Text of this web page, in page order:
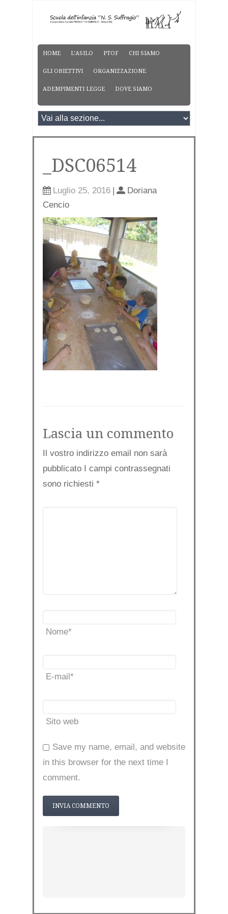
HOME L’ASILO PTOF CHI SIAMO
GLI OBIETTIVI ORGANIZZAZIONE
ADEMPIMENTI LEGGE DOVE SIAMO
_DSC06514
Luglio 25, 2016 |
Doriana
Cencio
Lascia un commento
Il vostro indirizzo email non sarà
pubblicato I campi contrassegnati
sono richiesti *
Nome*
E-mail*
Sito web
Save my name, email, and website
in this browser for the next time I
comment.